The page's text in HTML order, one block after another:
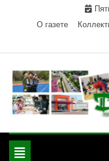
О газете
Toggle